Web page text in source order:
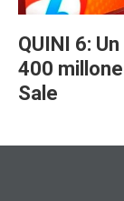
QUINI 6:
400
Sale